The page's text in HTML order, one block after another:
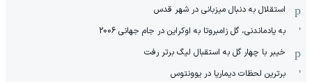
استقلال به دنبال میزبانی در شهر قدس
به یادماندنی، گل زامبروتا به اوکراین در جام جهانی 2006
خیبر با چهار گل به استقبال لیگ برتر رفت
برترین لحظات دیماریا در یوونتوس